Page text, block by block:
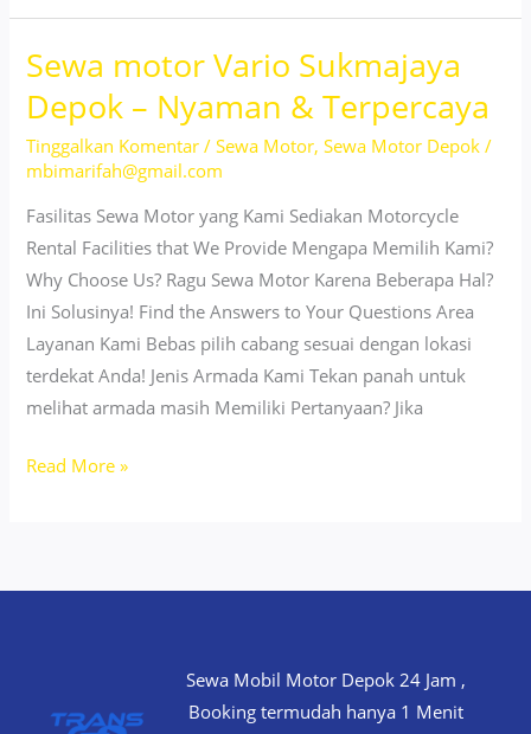
Vario
Cilodong
–
Stylish
&
Nyaman
Harian
Sewa motor Vario Sukmajaya
Depok – Nyaman & Terpercaya
Tinggalkan Komentar /Sewa Motor,Sewa Motor Depok /
mbimarifah@gmail.com
Fasilitas Sewa Motor yang Kami Sediakan Motorcycle
Rental Facilities that We Provide Mengapa Memilih Kami?
Why Choose Us? Ragu Sewa Motor Karena Beberapa Hal?
Ini Solusinya! Find the Answers to Your Questions Area
Layanan Kami Bebas pilih cabang sesuai dengan lokasi
terdekat Anda! Jenis Armada Kami Tekan panah untuk
melihat armada masih Memiliki Pertanyaan? Jika
Sewa
Depok
Terpercaya
Read More »
Sewa Mobil Motor Depok 24 Jam ,
Booking termudah hanya 1 Menit